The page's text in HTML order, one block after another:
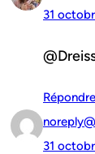
31
Répondre
31